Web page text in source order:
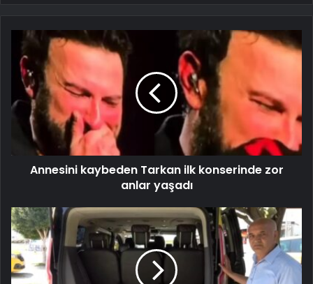
Annesini kaybeden Tarkan ilk konserinde zor
anlar yaşadı